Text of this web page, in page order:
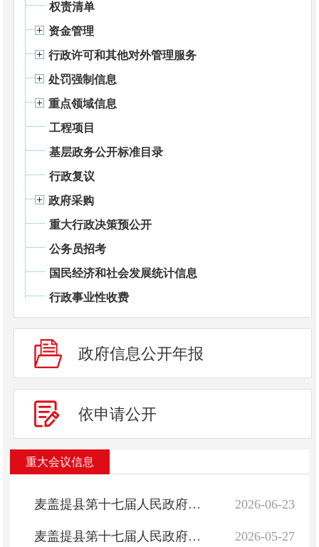
权责清单
资金管理
行政许可和其他对外管理服务
处罚强制信息
重点领域信息
工程项目
基层政务公开标准目录
行政复议
政府采购
重大行政决策预公开
公务员招考
国民经济和社会发展统计信息
行政事业性收费
政府信息公开年报
依申请公开
重大会议信息
2026-06-23
麦盖提县第十七届人民政府召开第56次常务会议
2026-05-27
麦盖提县第十七届人民政府召开第54次常务会议